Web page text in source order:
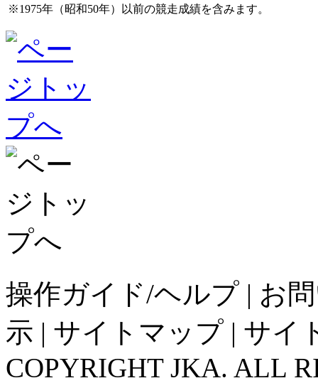
※1975年（昭和50年）以前の競走成績を含みます。
操作ガイド/ヘルプ | お
示 | サイトマップ | サイ
COPYRIGHT JKA. ALL